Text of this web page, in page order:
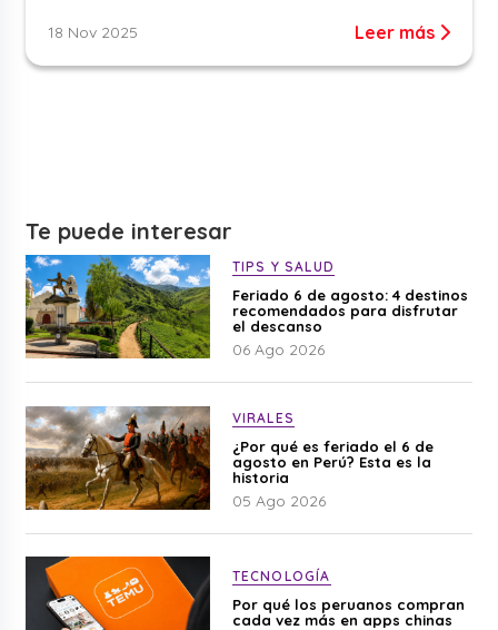
18 Nov 2025 Leer más
Te puede interesar
TIPS Y SALUD
Feriado 6 de agosto: 4 destinos
recomendados para disfrutar
el descanso
06 Ago 2026
VIRALES
¿Por qué es feriado el 6 de
agosto en Perú? Esta es la
historia
05 Ago 2026
TECNOLOGÍA
Por qué los peruanos compran
cada vez más en apps chinas